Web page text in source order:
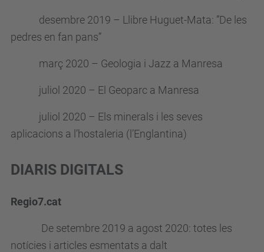
desembre 2019 – Llibre Huguet-Mata: ”De les
pedres en fan pans”
març 2020 – Geologia i Jazz a Manresa
juliol 2020 – El Geoparc a Manresa
juliol 2020 – Els minerals i les seves
aplicacions a l’hostaleria (l’Englantina)
DIARIS DIGITALS
Regio7.cat
De setembre 2019 a agost 2020: totes les
notícies i articles esmentats a dalt